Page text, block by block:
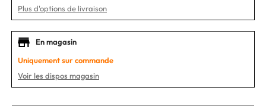
Plus d'options de livraison
En magasin
Uniquement sur commande
Voir les dispos magasin